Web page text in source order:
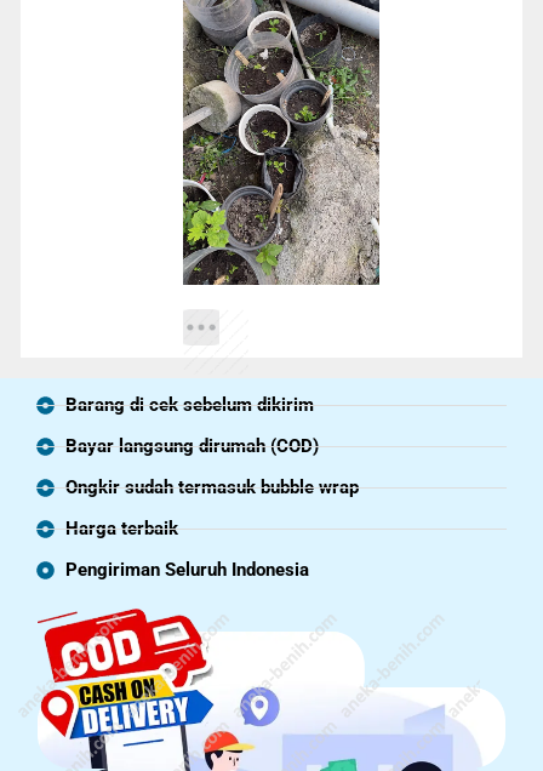
Barang di cek sebelum dikirim
Bayar langsung dirumah (COD)
Ongkir sudah termasuk bubble wrap
Harga terbaik
Pengiriman Seluruh Indonesia